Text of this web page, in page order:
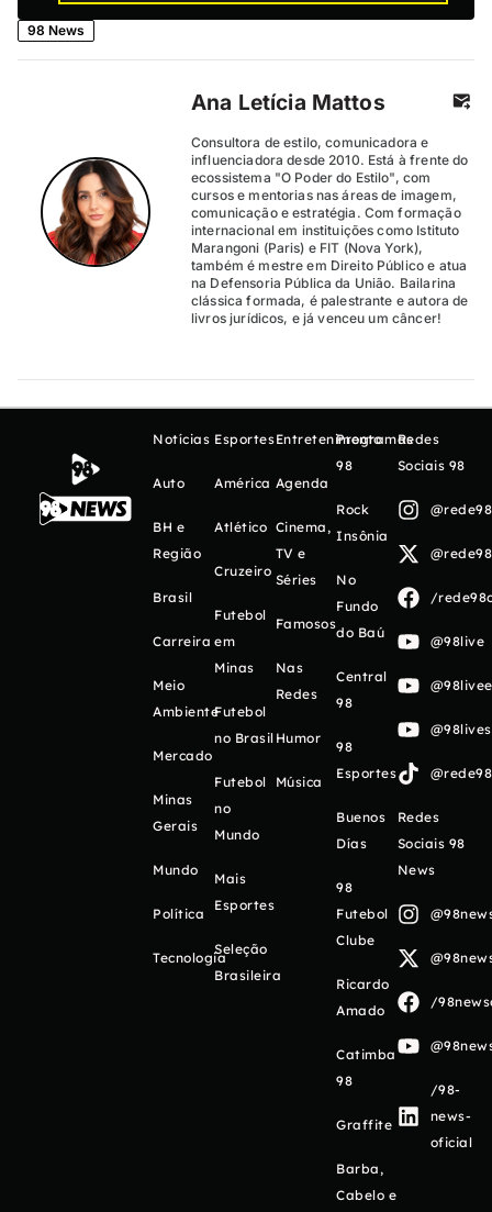
98 News
Ana Letícia Mattos
Consultora de estilo, comunicadora e
influenciadora desde 2010. Está à frente do
ecossistema "O Poder do Estilo", com
cursos e mentorias nas áreas de imagem,
comunicação e estratégia. Com formação
internacional em instituições como Istituto
Marangoni (Paris) e FIT (Nova York),
também é mestre em Direito Público e atua
na Defensoria Pública da União. Bailarina
clássica formada, é palestrante e autora de
livros jurídicos, e já venceu um câncer!
Notícias
Auto
BH e
Região
Brasil
Carreira
Meio
Ambiente
Mercado
Minas
Gerais
Mundo
Política
Tecnologia
Esportes
América
Atlético
Cruzeiro
Futebol
em
Minas
Futebol
no Brasil
Futebol
no
Mundo
Mais
Esportes
Seleção
Brasileira
Entretenimento
Agenda
Cinema,
TV e
Séries
Famosos
Nas
Redes
Humor
Música
Programas
98
Rock
Insônia
No
Fundo
do Baú
Central
98
98
Esportes
Buenos
Días
98
Futebol
Clube
Ricardo
Amado
Catimba
98
Graffite
Barba,
Cabelo e
Redes
Sociais 98
/
@98live
Redes
Sociais 98
News
/
/98-
news-
oficial